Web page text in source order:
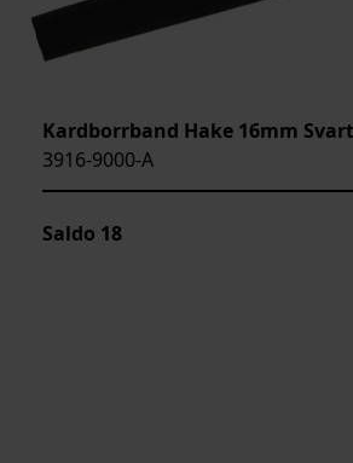
Kardborrband Hake 16mm
3916-9000-A
Saldo 18